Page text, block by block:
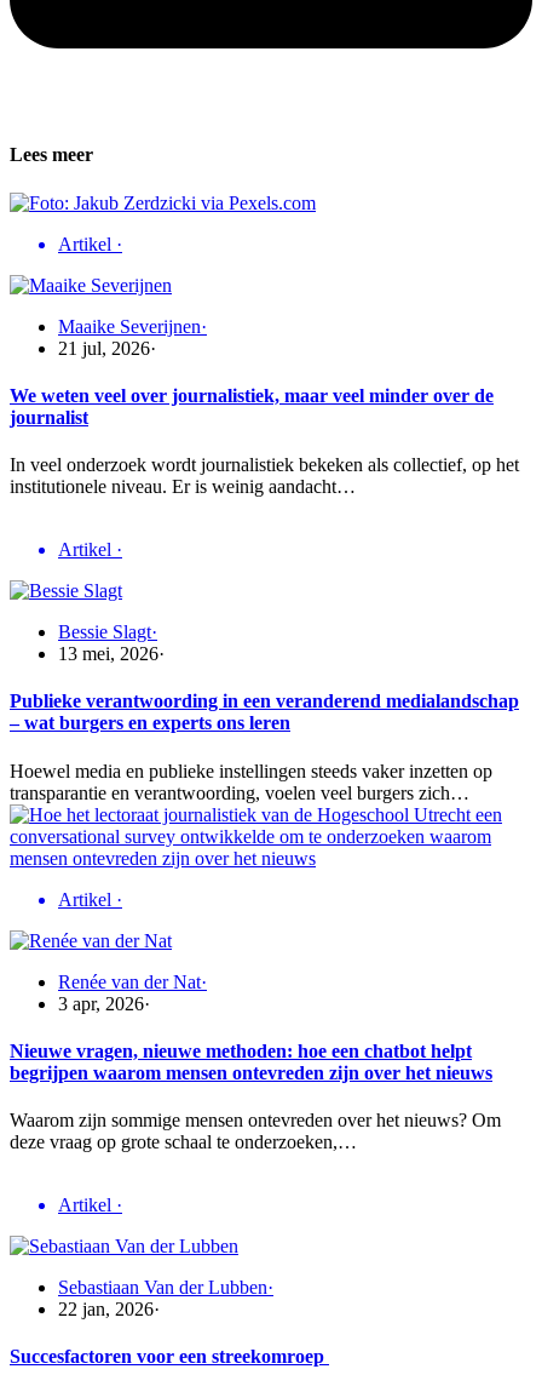
Lees meer
Artikel ·
Maaike Severijnen·
21 jul, 2026·
We weten veel over journalistiek, maar veel minder over de
journalist
In veel onderzoek wordt journalistiek bekeken als collectief, op het
institutionele niveau. Er is weinig aandacht…
Artikel ·
Bessie Slagt·
13 mei, 2026·
Publieke verantwoording in een veranderend medialandschap
– wat burgers en experts ons leren
Hoewel media en publieke instellingen steeds vaker inzetten op
transparantie en verantwoording, voelen veel burgers zich…
Artikel ·
Renée van der Nat·
3 apr, 2026·
Nieuwe vragen, nieuwe methoden: hoe een chatbot helpt
begrijpen waarom mensen ontevreden zijn over het nieuws
Waarom zijn sommige mensen ontevreden over het nieuws? Om
deze vraag op grote schaal te onderzoeken,…
Artikel ·
Sebastiaan Van der Lubben·
22 jan, 2026·
Succesfactoren voor een streekomroep